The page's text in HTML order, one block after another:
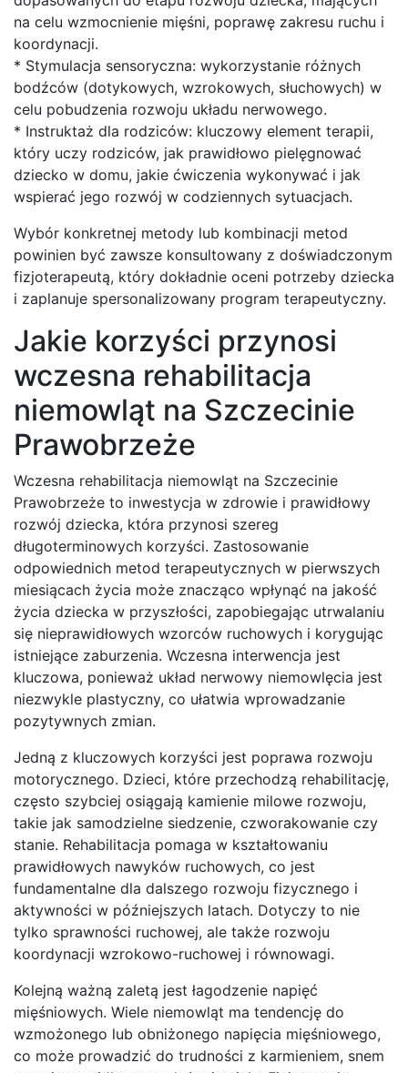
na celu wzmocnienie mięśni, poprawę zakresu ruchu i
koordynacji.
* Stymulacja sensoryczna: wykorzystanie różnych
bodźców (dotykowych, wzrokowych, słuchowych) w
celu pobudzenia rozwoju układu nerwowego.
* Instruktaż dla rodziców: kluczowy element terapii,
który uczy rodziców, jak prawidłowo pielęgnować
dziecko w domu, jakie ćwiczenia wykonywać i jak
wspierać jego rozwój w codziennych sytuacjach.
Wybór konkretnej metody lub kombinacji metod
powinien być zawsze konsultowany z doświadczonym
fizjoterapeutą, który dokładnie oceni potrzeby dziecka
i zaplanuje spersonalizowany program terapeutyczny.
Jakie korzyści przynosi
wczesna rehabilitacja
niemowląt na Szczecinie
Prawobrzeże
Wczesna rehabilitacja niemowląt na Szczecinie
Prawobrzeże to inwestycja w zdrowie i prawidłowy
rozwój dziecka, która przynosi szereg
długoterminowych korzyści. Zastosowanie
odpowiednich metod terapeutycznych w pierwszych
miesiącach życia może znacząco wpłynąć na jakość
życia dziecka w przyszłości, zapobiegając utrwalaniu
się nieprawidłowych wzorców ruchowych i korygując
istniejące zaburzenia. Wczesna interwencja jest
kluczowa, ponieważ układ nerwowy niemowlęcia jest
niezwykle plastyczny, co ułatwia wprowadzanie
pozytywnych zmian.
Jedną z kluczowych korzyści jest poprawa rozwoju
motorycznego. Dzieci, które przechodzą rehabilitację,
często szybciej osiągają kamienie milowe rozwoju,
takie jak samodzielne siedzenie, czworakowanie czy
stanie. Rehabilitacja pomaga w kształtowaniu
prawidłowych nawyków ruchowych, co jest
fundamentalne dla dalszego rozwoju fizycznego i
aktywności w późniejszych latach. Dotyczy to nie
tylko sprawności ruchowej, ale także rozwoju
koordynacji wzrokowo-ruchowej i równowagi.
Kolejną ważną zaletą jest łagodzenie napięć
mięśniowych. Wiele niemowląt ma tendencję do
wzmożonego lub obniżonego napięcia mięśniowego,
co może prowadzić do trudności z karmieniem, snem